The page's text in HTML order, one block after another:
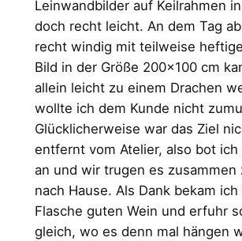
Leinwandbilder auf Keilrahmen
doch recht leicht. An dem Tag
recht windig mit teilweise
Bild in der Größe 200×100 cm
allein leicht zu einem Drachen
wollte ich dem Kunde nicht
Glücklicherweise war das Ziel
entfernt vom Atelier, also bot ich
an und wir trugen es zusammen
nach Hause. Als Dank bekam ich
Flasche guten Wein und erfuhr
gleich, wo es denn mal hängen